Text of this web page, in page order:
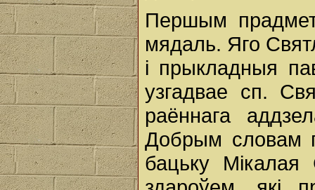
Першым
мядаль. Яго
і прыкладныя
узгадвае сп.
раённага
Добрым словам
бацьку Мікалая